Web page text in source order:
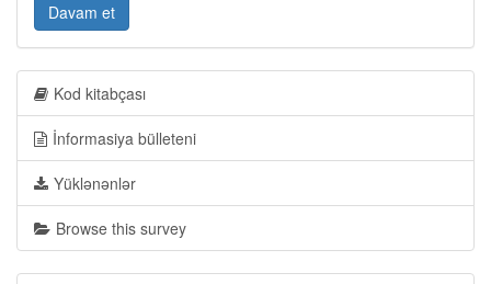
Davam et
Kod kitabçası
İnformasiya bülleteni
Yüklənənlər
Browse this survey